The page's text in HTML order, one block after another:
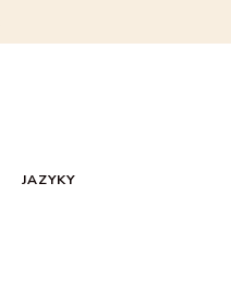
JAZYKY